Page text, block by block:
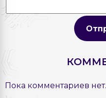
Пока комментариев